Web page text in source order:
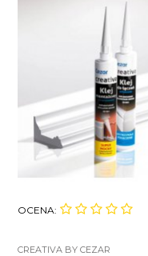
OCENA:
CREATIVA BY CEZAR